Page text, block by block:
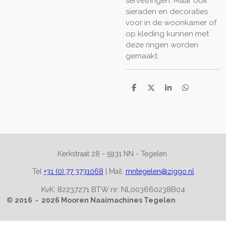
sieraden en decoraties
voor in de woonkamer of
op kleding kunnen met
deze ringen worden
gemaakt.
D
D
S
D
Kerkstraat 28 - 5931 NN - Tegelen
Tel +31 (0) 77 3731068 Mail: mntegelen@ziggo.nl
KvK: 82237271 BTW nr: NL003660238B04
© 2016 - 2026 Mooren Naaimachines Tegelen